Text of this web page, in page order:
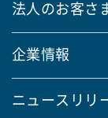
法人のお客さ
企業情報
ニュースリリ